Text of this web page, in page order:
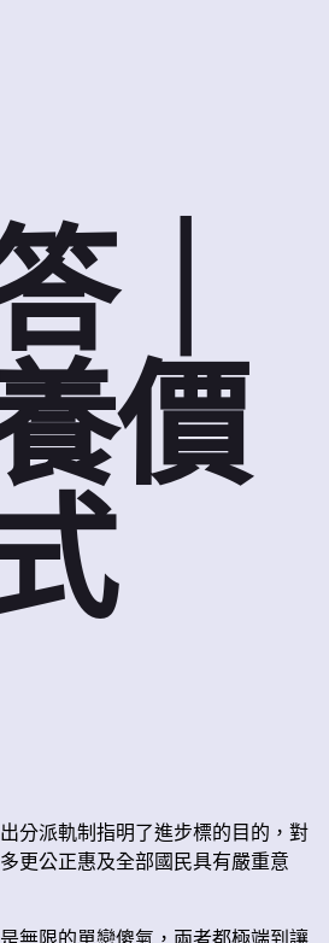
價
分派軌制指明了進步標的目的，對
更公正惠及全部國民具有嚴重意